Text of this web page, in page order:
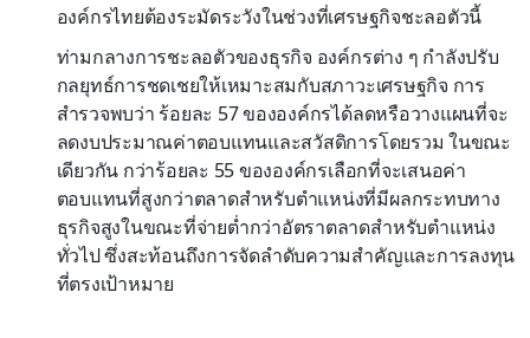
องค์กรไทยต้องระมัดระวังในช่วงที่เศรษฐกิจชะลอตัวนี้
ท่ามกลางการชะลอตัวของธุรกิจ องค์กรต่าง ๆ กำลังปรับ
กลยุทธ์การชดเชยให้เหมาะสมกับสภาวะเศรษฐกิจ การ
สำรวจพบว่า ร้อยละ 57 ขององค์กรได้ลดหรือวางแผนที่จะ
ลดงบประมาณค่าตอบแทนและสวัสดิการโดยรวม ในขณะ
เดียวกัน กว่าร้อยละ 55 ขององค์กรเลือกที่จะเสนอค่า
ตอบแทนที่สูงกว่าตลาดสำหรับตำแหน่งที่มีผลกระทบทาง
ธุรกิจสูงในขณะที่จ่ายต่ำกว่าอัตราตลาดสำหรับตำแหน่ง
ทั่วไป ซึ่งสะท้อนถึงการจัดลำดับความสำคัญและการลงทุน
ที่ตรงเป้าหมาย